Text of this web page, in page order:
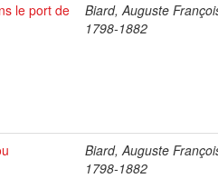
le port de
Biard, Auguste
1798-1882
Biard, Auguste
1798-1882